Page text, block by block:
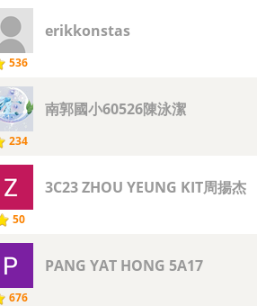
536
erikkonstas
234
南郭國小60526陳泳潔
50
3C23 ZHOU YEUNG KIT周揚杰
676
PANG YAT HONG 5A17